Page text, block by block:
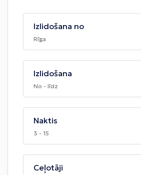
Izlidošana no
Rīga
Izlidošana
No - līdz
Naktis
3 - 15
Ceļotāji